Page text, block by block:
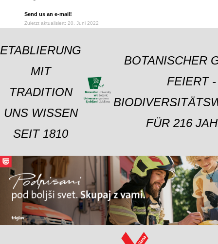
Send us an e-mail!
Zuletzt aktualisiert: 20. Juni 2022
ETABLIERUNG
MIT
TRADITION
UNS WISSEN
SEIT 1810
BOTANISCHER
FEIERT -
FÜR 216